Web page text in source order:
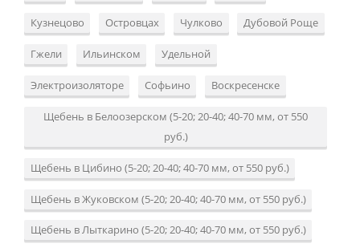
Кузнецово Островцах Чулково Дубовой Роще
Гжели Ильинском Удельной
Электроизоляторе Софьино Воскресенске
Щебень в Белоозерском (5-20; 20-40; 40-70 мм, от 550
руб.)
Щебень в Цибино (5-20; 20-40; 40-70 мм, от 550 руб.)
Щебень в Жуковском (5-20; 20-40; 40-70 мм, от 550 руб.)
Щебень в Лыткарино (5-20; 20-40; 40-70 мм, от 550 руб.)